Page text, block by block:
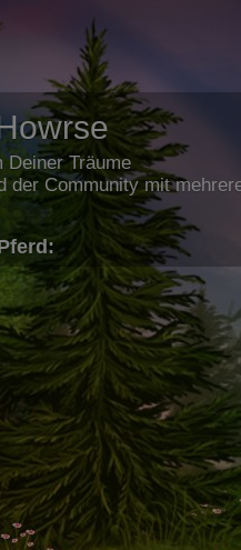
Deiner Träume
der Community mit